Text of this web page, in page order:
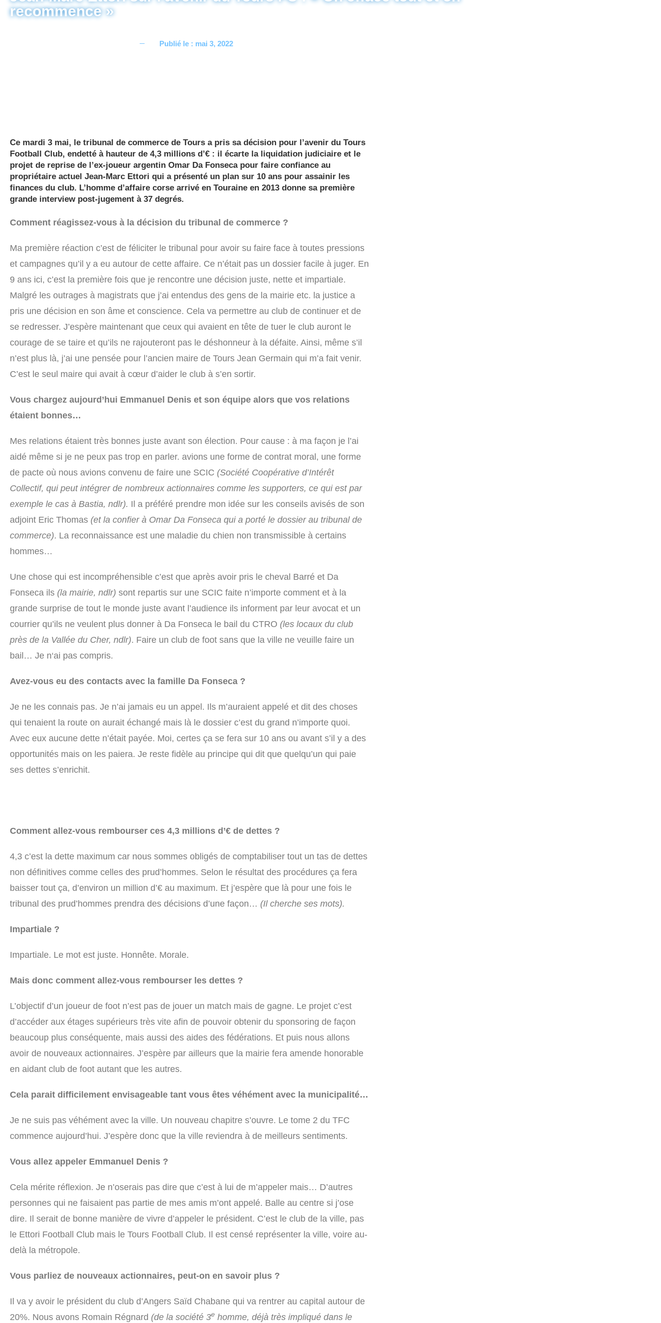
recommence »
Publié le : mai 3, 2022
Ce mardi 3 mai, le tribunal de commerce de Tours a pris sa décision pour l’avenir du Tours
Football Club, endetté à hauteur de 4,3 millions d’€ : il écarte la liquidation judiciaire et le
projet de reprise de l’ex-joueur argentin Omar Da Fonseca pour faire confiance au
propriétaire actuel Jean-Marc Ettori qui a présenté un plan sur 10 ans pour assainir les
finances du club. L’homme d’affaire corse arrivé en Touraine en 2013 donne sa première
grande interview post-jugement à 37 degrés.
Comment réagissez-vous à la décision du tribunal de commerce ?
Ma première réaction c’est de féliciter le tribunal pour avoir su faire face à toutes pressions
et campagnes qu’il y a eu autour de cette affaire. Ce n’était pas un dossier facile à juger. En
9 ans ici, c’est la première fois que je rencontre une décision juste, nette et impartiale.
Malgré les outrages à magistrats que j’ai entendus des gens de la mairie etc. la justice a
pris une décision en son âme et conscience. Cela va permettre au club de continuer et de
se redresser. J’espère maintenant que ceux qui avaient en tête de tuer le club auront le
courage de se taire et qu’ils ne rajouteront pas le déshonneur à la défaite. Ainsi, même s’il
n’est plus là, j’ai une pensée pour l’ancien maire de Tours Jean Germain qui m’a fait venir.
C’est le seul maire qui avait à cœur d’aider le club à s’en sortir.
Vous chargez aujourd’hui Emmanuel Denis et son équipe alors que vos relations
étaient bonnes…
Mes relations étaient très bonnes juste avant son élection. Pour cause : à ma façon je l’ai
aidé même si je ne peux pas trop en parler. avions une forme de contrat moral, une forme
de pacte où nous avions convenu de faire une SCIC (Société Coopérative d’Intérêt
Collectif, qui peut intégrer de nombreux actionnaires comme les supporters, ce qui est par
exemple le cas à Bastia, ndlr). Il a préféré prendre mon idée sur les conseils avisés de son
adjoint Eric Thomas (et la confier à Omar Da Fonseca qui a porté le dossier au tribunal de
commerce). La reconnaissance est une maladie du chien non transmissible à certains
hommes…
Une chose qui est incompréhensible c’est que après avoir pris le cheval Barré et Da
Fonseca ils (la mairie, ndlr) sont repartis sur une SCIC faite n’importe comment et à la
grande surprise de tout le monde juste avant l’audience ils informent par leur avocat et un
courrier qu’ils ne veulent plus donner à Da Fonseca le bail du CTRO (les locaux du club
près de la Vallée du Cher, ndlr). Faire un club de foot sans que la ville ne veuille faire un
bail… Je n‘ai pas compris.
Avez-vous eu des contacts avec la famille Da Fonseca ?
Je ne les connais pas. Je n’ai jamais eu un appel. Ils m’auraient appelé et dit des choses
qui tenaient la route on aurait échangé mais là le dossier c’est du grand n’importe quoi.
Avec eux aucune dette n’était payée. Moi, certes ça se fera sur 10 ans ou avant s’il y a des
opportunités mais on les paiera. Je reste fidèle au principe qui dit que quelqu’un qui paie
ses dettes s’enrichit.
Comment allez-vous rembourser ces 4,3 millions d’€ de dettes ?
4,3 c’est la dette maximum car nous sommes obligés de comptabiliser tout un tas de dettes
non définitives comme celles des prud’hommes. Selon le résultat des procédures ça fera
baisser tout ça, d’environ un million d’€ au maximum. Et j’espère que là pour une fois le
tribunal des prud’hommes prendra des décisions d’une façon… (Il cherche ses mots).
Impartiale ?
Impartiale. Le mot est juste. Honnête. Morale.
Mais donc comment allez-vous rembourser les dettes ?
L’objectif d’un joueur de foot n’est pas de jouer un match mais de gagne. Le projet c’est
d’accéder aux étages supérieurs très vite afin de pouvoir obtenir du sponsoring de façon
beaucoup plus conséquente, mais aussi des aides des fédérations. Et puis nous allons
avoir de nouveaux actionnaires. J’espère par ailleurs que la mairie fera amende honorable
en aidant club de foot autant que les autres.
Cela parait difficilement envisageable tant vous êtes véhément avec la municipalité…
Je ne suis pas véhément avec la ville. Un nouveau chapitre s’ouvre. Le tome 2 du TFC
commence aujourd’hui. J’espère donc que la ville reviendra à de meilleurs sentiments.
Vous allez appeler Emmanuel Denis ?
Cela mérite réflexion. Je n’oserais pas dire que c’est à lui de m’appeler mais… D’autres
personnes qui ne faisaient pas partie de mes amis m’ont appelé. Balle au centre si j’ose
dire. Il serait de bonne manière de vivre d’appeler le président. C’est le club de la ville, pas
le Ettori Football Club mais le Tours Football Club. Il est censé représenter la ville, voire au-
delà la métropole.
Vous parliez de nouveaux actionnaires, peut-on en savoir plus ?
Il va y avoir le président du club d’Angers Saïd Chabane qui va rentrer au capital autour de
20%. Nous avons Romain Régnard (de la société 3e homme, déjà très impliqué dans le